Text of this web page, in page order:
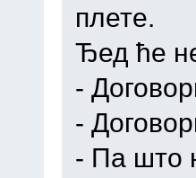
плете.
Ђед ће
-
-
- Па што